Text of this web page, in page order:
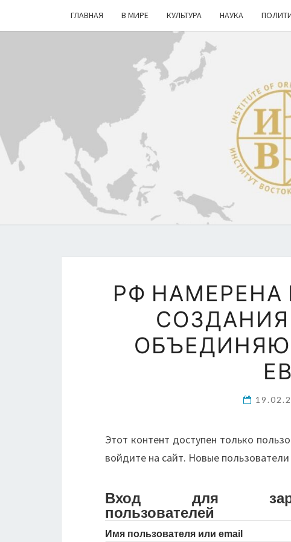
ГЛАВНАЯ В МИРЕ КУЛЬТУРА НАУКА
РФ НАМЕРЕНА
Этот контент доступен только
войдите на сайт. Новые
Вход для
пользователей
Имя пользователя или email